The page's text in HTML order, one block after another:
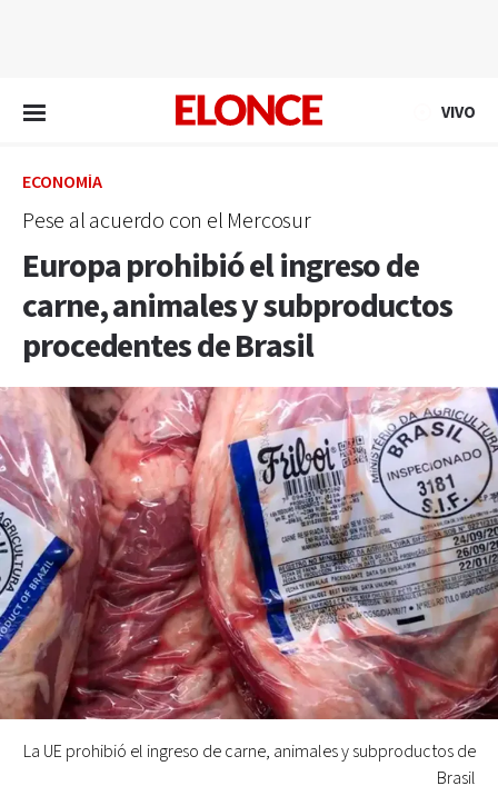
VIVO
ECONOMÍA
Pese al acuerdo con el Mercosur
Europa prohibió el ingreso de
carne, animales y subproductos
procedentes de Brasil
La UE prohibió el ingreso de carne, animales y subproductos de
Brasil